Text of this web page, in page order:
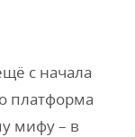
с начала
платформа
мифу – в